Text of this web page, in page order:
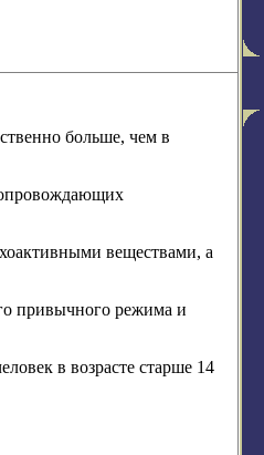
больше, чем в
веществами, а
привычного режима и
в возрасте старше 14